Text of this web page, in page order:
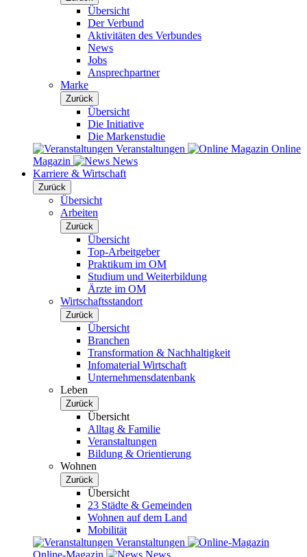
Übersicht
Der Verbund
Aktivitäten des Verbundes
News
Jobs
Ansprechpartner
Marke
Zurück
Übersicht
Die Initiative
Die Markenstudie
Veranstaltungen
Online
Magazin
News
Karriere & Wirtschaft
Zurück
Übersicht
Arbeiten
Zurück
Übersicht
Top-Arbeitgeber
Praktikum im OM
Studium und Weiterbildung
Ärzte im OM
Wirtschaftsstandort
Zurück
Übersicht
Branchen
Transformation & Nachhaltigkeit
Infomaterial Wirtschaft
Unternehmensdatenbank
Leben
Zurück
Übersicht
Alltag & Familie
Veranstaltungen
Bildung & Orientierung
Wohnen
Zurück
Übersicht
23 Städte & Gemeinden
Wohnen auf dem Land
Mobilität
Veranstaltungen
Online-Magazin
News